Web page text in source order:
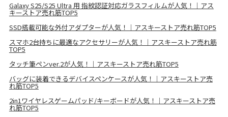
Galaxy S25/S25 Ultra 用 指紋認証対応ガラスフィルムが人気！｜アス
キーストア売れ筋TOP5
SSD搭載可能な外付アダプターが人気！｜アスキーストア売れ筋TOP5
スマホ2台持ちに最適なアクセサリーが人気！｜アスキーストア売れ筋
TOP5
タッチ筆ペンver.2が人気！｜アスキーストア売れ筋TOP5
バッグに装着できるデバイスペンケースが人気！｜アスキーストア売
れ筋TOP5
2in1ワイヤレスゲームパッド/キーボードが人気！｜アスキーストア売
れ筋TOP5